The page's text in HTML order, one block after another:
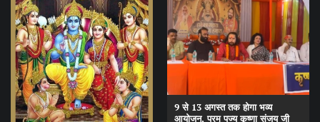
9 से 13 अगस्त तक होगा भव्य
आयोजन, परम पूज्य कृष्णा संजय जी